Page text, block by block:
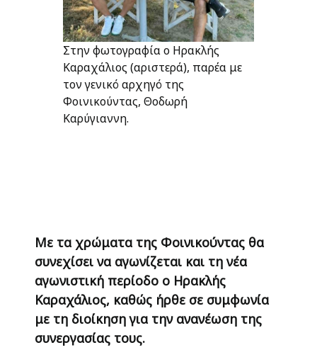
Στην φωτογραφία ο Ηρακλής
Καραχάλιος (αριστερά), παρέα με
τον γενικό αρχηγό της
Φοινικούντας, Θοδωρή
Καρύγιαννη.
Με τα χρώματα της Φοινικούντας θα
συνεχίσει να αγωνίζεται και τη νέα
αγωνιστική περίοδο ο Ηρακλής
Καραχάλιος, καθώς ήρθε σε συμφωνία
με τη διοίκηση για την ανανέωση της
συνεργασίας τους.